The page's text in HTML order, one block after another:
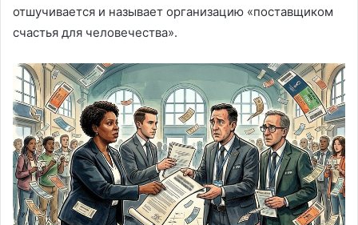
отшучивается и называет организацию «поставщиком
счастья для человечества».